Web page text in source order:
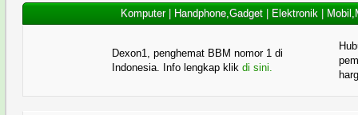
Komputer| Handphone,Gadget| Elektronik|
Dexon1, penghemat BBM nomor 1 di
Indonesia. Info lengkap klik di sini.